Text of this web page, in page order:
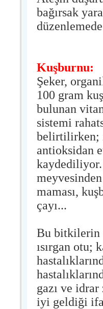
bağırsak
Kuşburnu:
Şeker,
100 gram
bulunan
sistemi
belirtilirken;
antioksidan
maması,
çayı...
Bu bitkilerin
ısırgan otu;
gazı ve
iyi geldiği